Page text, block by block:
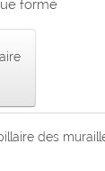
formé
des